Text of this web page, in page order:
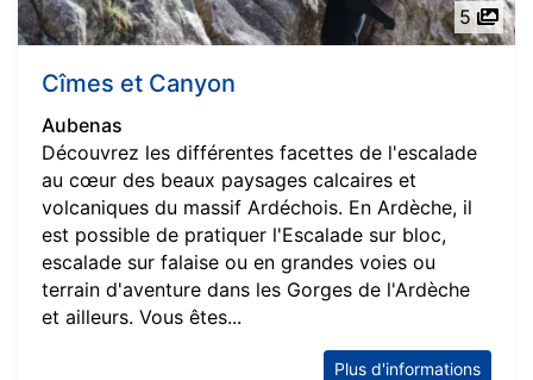
5
Cîmes et Canyon
Aubenas
Découvrez les différentes facettes de l'escalade
au cœur des beaux paysages calcaires et
volcaniques du massif Ardéchois. En Ardèche, il
est possible de pratiquer l'Escalade sur bloc,
escalade sur falaise ou en grandes voies ou
terrain d'aventure dans les Gorges de l'Ardèche
et ailleurs. Vous êtes...
Plus d'informations